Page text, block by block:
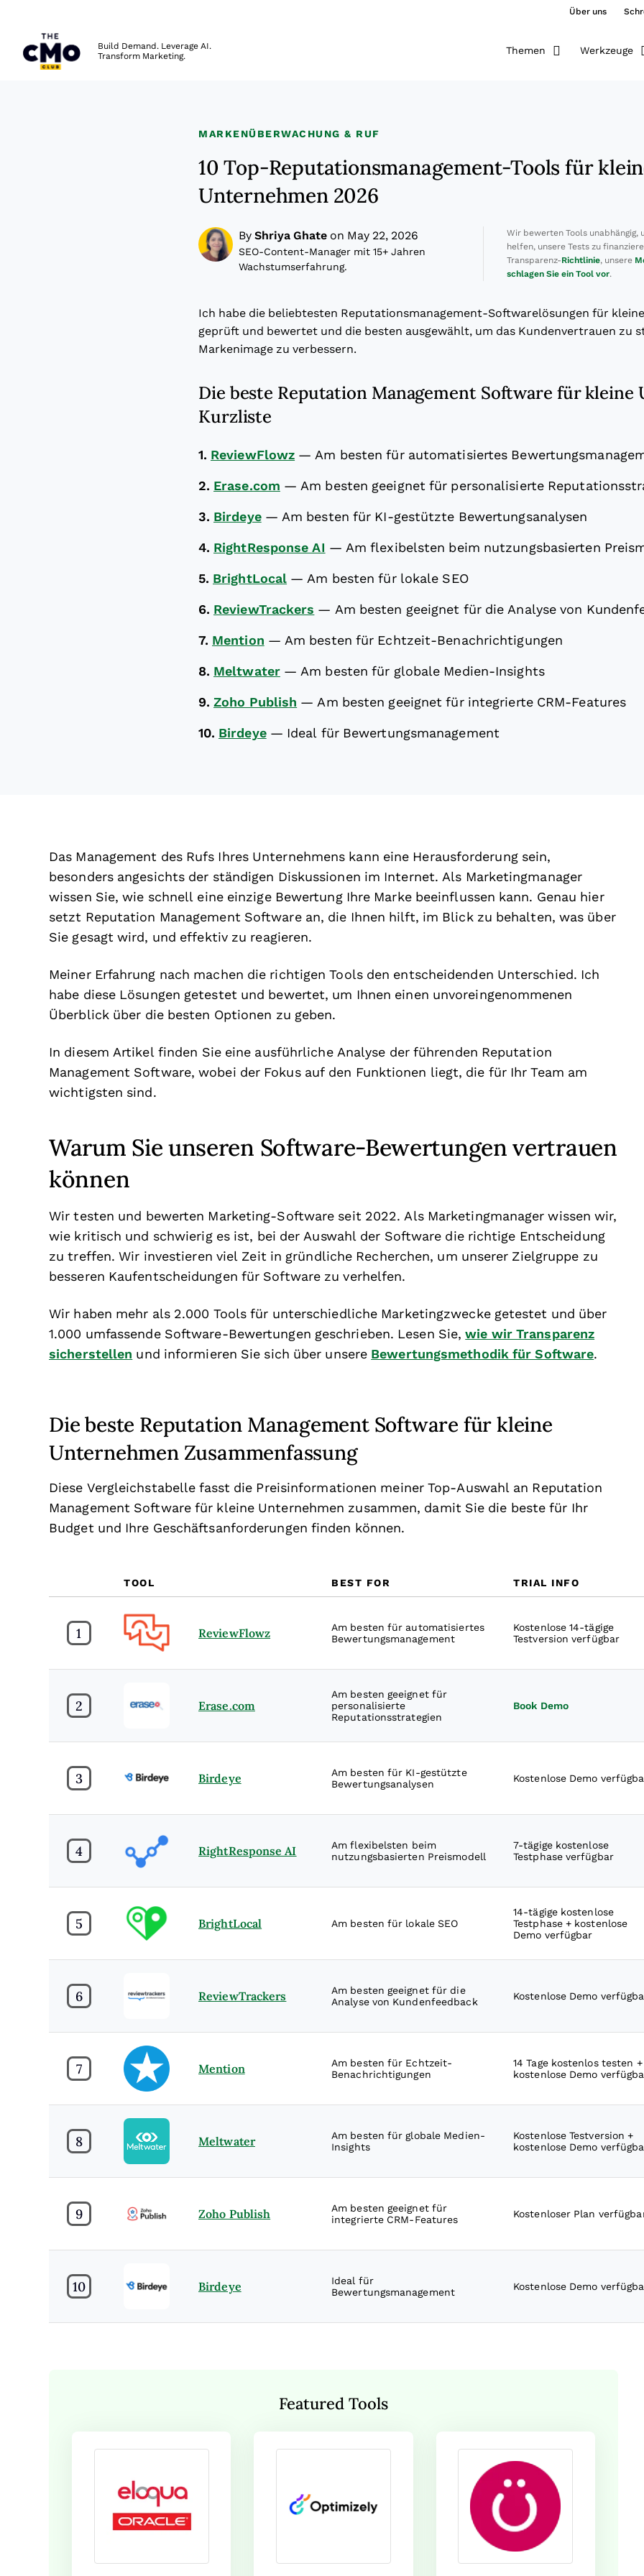
Über uns
Build Demand. Leverage AI.
Transform Marketing.
Themen Werkzeuge
MARKENÜBERWACHUNG & RUF
10 Top-Reputationsmanagement-Tools für
Unternehmen 2026
By Shriya Ghate on May 22, 2026
SEO-Content-Manager mit 15+ Jahren
Wachstumserfahrung.
Wir bewerten Tools unabhängig,
helfen, unsere Tests zu
Transparenz-Richtlinie, unsere
schlagen Sie ein Tool vor.
Ich habe die beliebtesten Reputationsmanagement-Softwarelösungen für
geprüft und bewertet und die besten ausgewählt, um das Kundenvertrauen zu
Markenimage zu verbessern.
Die beste Reputation Management Software für kleine
Kurzliste
1. ReviewFlowz —Am besten für automatisiertes
2. Erase.com —Am besten geeignet für personalisierte
3. Birdeye — Am besten für KI-gestützte Bewertungsanalysen
4. RightResponse AI — Am flexibelsten beim nutzungsbasierten
5. BrightLocal —Am besten für lokale SEO
6. ReviewTrackers — Am besten geeignet für die Analyse von
7. Mention — Am besten für Echtzeit-Benachrichtigungen
8. Meltwater —Am besten für globale Medien-Insights
9. Zoho Publish —Am besten geeignet für integrierte CRM-Features
10. Birdeye — Ideal für Bewertungsmanagement
Das Management des Rufs Ihres Unternehmens kann eine Herausforderung sein,
besonders angesichts der ständigen Diskussionen im Internet. Als Marketingmanager
wissen Sie, wie schnell eine einzige Bewertung Ihre Marke beeinflussen kann. Genau hier
setzt Reputation Management Software an, die Ihnen hilft, im Blick zu behalten, was über
Sie gesagt wird, und effektiv zu reagieren.
Meiner Erfahrung nach machen die richtigen Tools den entscheidenden Unterschied. Ich
habe diese Lösungen getestet und bewertet, um Ihnen einen unvoreingenommenen
Überblick über die besten Optionen zu geben.
In diesem Artikel finden Sie eine ausführliche Analyse der führenden Reputation
Management Software, wobei der Fokus auf den Funktionen liegt, die für Ihr Team am
wichtigsten sind.
Warum Sie unseren Software-Bewertungen vertrauen
können
Wir testen und bewerten Marketing-Software seit 2022. Als Marketingmanager wissen wir,
wie kritisch und schwierig es ist, bei der Auswahl der Software die richtige Entscheidung
zu treffen. Wir investieren viel Zeit in gründliche Recherchen, um unserer Zielgruppe zu
besseren Kaufentscheidungen für Software zu verhelfen.
Wir haben mehr als 2.000 Tools für unterschiedliche Marketingzwecke getestet und über
1.000 umfassende Software-Bewertungen geschrieben. Lesen Sie,wie wir Transparenz
sicherstellen und informieren Sie sich über unsere Bewertungsmethodik für Software.
Die beste Reputation Management Software für kleine
Unternehmen Zusammenfassung
Diese Vergleichstabelle fasst die Preisinformationen meiner Top-Auswahl an Reputation
Management Software für kleine Unternehmen zusammen, damit Sie die beste für Ihr
Budget und Ihre Geschäftsanforderungen finden können.
TOOL BEST FOR TRIAL INFO
1 ReviewFlowz
Am besten für automatisiertes
Bewertungsmanagement
Kostenlose 14-tägige
Testversion verfügbar
2 Erase.com
Am besten geeignet für
personalisierte
Reputationsstrategien
Book Demo
3 Birdeye
Am besten für KI-gestützte
Bewertungsanalysen
Kostenlose Demo
4 RightResponse AI
Am flexibelsten beim
nutzungsbasierten Preismodell
7-tägige kostenlose
Testphase verfügbar
5 BrightLocal Am besten für lokale SEO
14-tägige kostenlose
Testphase + kostenlose
Demo verfügbar
6 ReviewTrackers
Am besten geeignet für die
Analyse von Kundenfeedback
Kostenlose Demo
7 Mention
Am besten für Echtzeit-
Benachrichtigungen
14 Tage kostenlos testen +
kostenlose Demo
8 Meltwater
Am besten für globale Medien-
Insights
Kostenlose Testversion +
kostenlose Demo
9 Zoho Publish
Am besten geeignet für
integrierte CRM-Features
Kostenloser Plan
10 Birdeye
Ideal für
Bewertungsmanagement
Kostenlose Demo
Featured Tools